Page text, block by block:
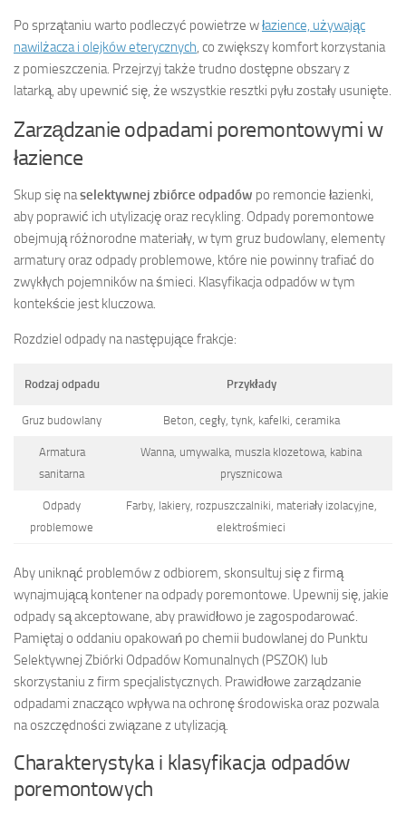
Po sprzątaniu warto podleczyć powietrze włazience, używając
nawilżacza i olejków eterycznych, co zwiększy komfort korzystania
z pomieszczenia. Przejrzyj także trudno dostępne obszary z
latarką, aby upewnić się, że wszystkie resztki pyłu zostały usunięte.
Zarządzanie odpadami poremontowymi w
łazience
Skup się naselektywnej zbiórce odpadów po remoncie łazienki,
aby poprawić ich utylizację oraz recykling. Odpady poremontowe
obejmują różnorodne materiały, w tym gruz budowlany, elementy
armatury oraz odpady problemowe, które nie powinny trafiać do
zwykłych pojemników na śmieci. Klasyfikacja odpadów w tym
kontekście jest kluczowa.
Rozdziel odpady na następujące frakcje:
Rodzaj odpadu Przykłady
Gruz budowlany Beton, cegły, tynk, kafelki, ceramika
Armatura
sanitarna
Wanna, umywalka, muszla klozetowa, kabina
prysznicowa
Odpady
problemowe
Farby, lakiery, rozpuszczalniki, materiały izolacyjne,
elektrośmieci
Aby uniknąć problemów z odbiorem, skonsultuj się z firmą
wynajmującą kontener na odpady poremontowe. Upewnij się, jakie
odpady są akceptowane, aby prawidłowo je zagospodarować.
Pamiętaj o oddaniu opakowań po chemii budowlanej do Punktu
Selektywnej Zbiórki Odpadów Komunalnych (PSZOK) lub
skorzystaniu z firm specjalistycznych. Prawidłowe zarządzanie
odpadami znacząco wpływa na ochronę środowiska oraz pozwala
na oszczędności związane z utylizacją.
Charakterystyka i klasyfikacja odpadów
poremontowych